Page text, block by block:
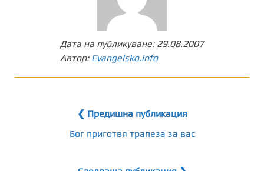
Дата на публикуване: 29.08.2007
Автор: Evangelsko.info
❮ Предишна публикация
Бог приготвя трапеза за вас